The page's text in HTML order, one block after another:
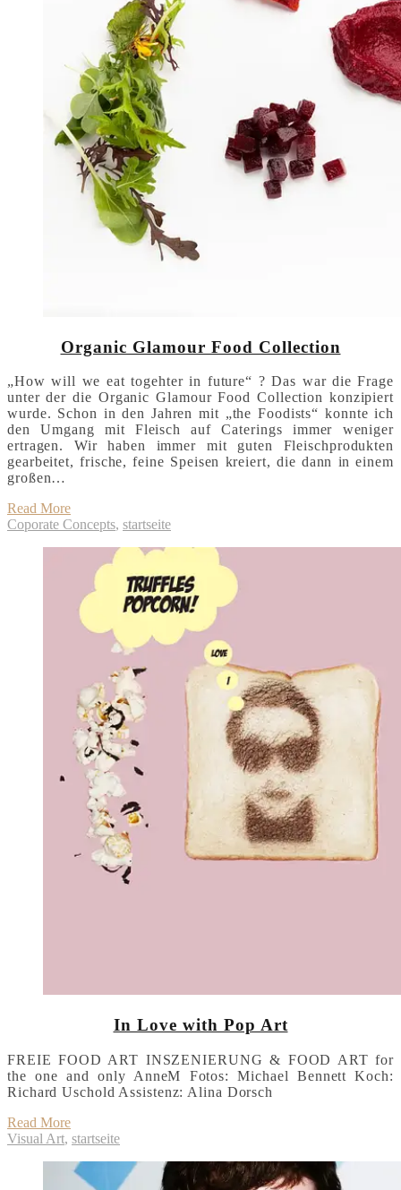
Organic Glamour Food Collection
„How will we eat togehter in future“ ? Das war die Frage
unter der die Organic Glamour Food Collection konzipiert
wurde. Schon in den Jahren mit „the Foodists“ konnte ich
den Umgang mit Fleisch auf Caterings immer weniger
ertragen. Wir haben immer mit guten Fleischprodukten
gearbeitet, frische, feine Speisen kreiert, die dann in einem
großen…
Read More
Coporate Concepts, startseite
In Love with Pop Art
FREIE FOOD ART INSZENIERUNG & FOOD ART for
the one and only AnneM Fotos: Michael Bennett Koch:
Richard Uschold Assistenz: Alina Dorsch
Read More
Visual Art, startseite